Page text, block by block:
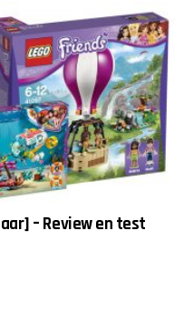
– Review en test